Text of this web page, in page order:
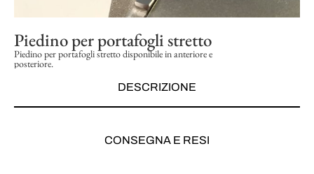
Piedino per portafogli stretto
Piedino per portafogli stretto disponibile in anteriore e
posteriore.
DESCRIZIONE
CONSEGNA E RESI